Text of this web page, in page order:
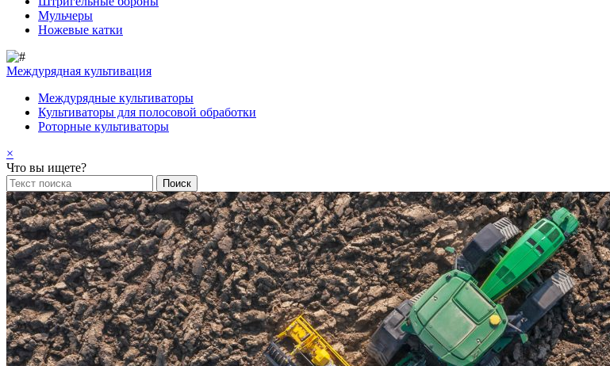
Мульчеры
Ножевые катки
Междурядная культивация
Междурядные культиваторы
Культиваторы для полосовой обработки
Роторные культиваторы
×
Что вы ищете?